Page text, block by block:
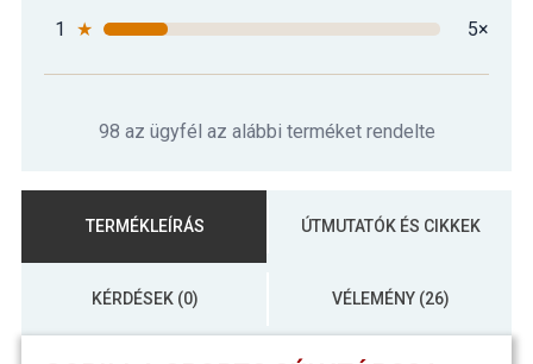
1
★ 5×
98 az ügyfél az alábbi terméket rendelte
TERMÉKLEÍRÁS ÚTMUTATÓK ÉS CIKKEK
KÉRDÉSEK (0) VÉLEMÉNY (26)